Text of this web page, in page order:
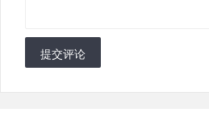
提交评论